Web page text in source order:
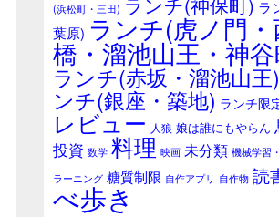
(浜松町・三田)
ラ
葉原) ランチ(虎ノ門
橋・溜池山王・神
ランチ(赤坂・溜池山王)
ンチ(銀座・築地) ランチ限
レビュー 人狼 娘は誰にもやらん
投資 数学 料理 映画 未分類 機械学習
ラーニング 糖質制限 自作アプリ 自作物 読
べ歩き